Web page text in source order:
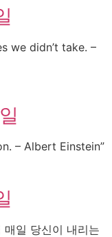
we didn’t take. –
– Albert Einstein”
매일 당신이 내리는